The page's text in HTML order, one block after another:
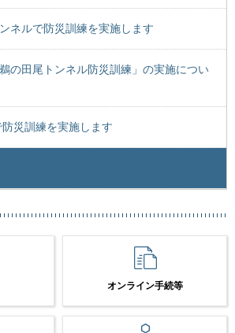
ネルで防災訓練を実施します
の田尾トンネル防災訓練」の実施につい
災訓練を実施します
オンライン手続等